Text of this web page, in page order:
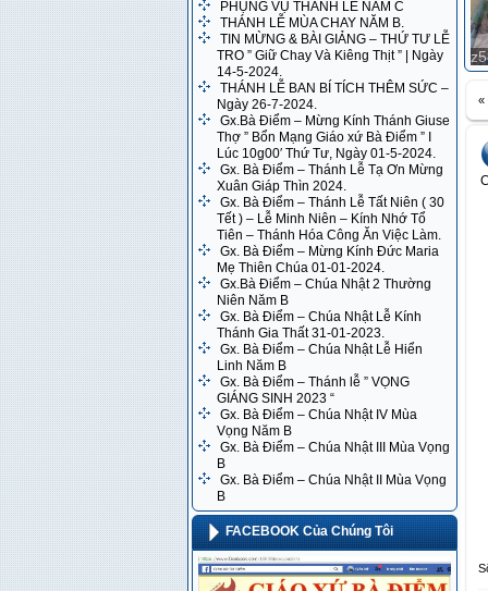
IMG_0051 xd1 (34)
xd1 (33)
xd1 (32)
xd1 (31)
xd1 (30)
xd1 (29)
xd1 (28)
xd1 (27)
xd1 (26)
xd1 (25)
xd1 (24)
xd1 (23)
xd1 (22)
xd1 (21)
xd1 (20)
xd1 (19)
xd1 (18)
xd1 (17)
xd1 (16)
xd1 (15)
xd1 (14)
xd1 (13)
xd1 (12)
xd1 (11)
xd1 (10)
xd1 (9)
xd1 (8)
xd1 (7)
xd1 (6)
xd1 (5)
xd1 (4)
xd1 (3)
xd1 (2)
xd1 (1)
PHỤNG VỤ THÁNH LỄ NĂM C
THÁNH LỄ MÙA CHAY NĂM B.
TIN MỪNG & BÀI GIẢNG – THỨ TƯ LỄ
TRO ” Giữ Chay Và Kiêng Thịt ” | Ngày
14-5-2024.
THÁNH LỄ BAN BÍ TÍCH THÊM SỨC –
Ngày 26-7-2024.
Gx.Bà Điểm – Mừng Kính Thánh Giuse
Thợ ” Bổn Mạng Giáo xứ Bà Điểm ” I
Lúc 10g00′ Thứ Tư, Ngày 01-5-2024.
Gx. Bà Điểm – Thánh Lễ Tạ Ơn Mừng
Xuân Giáp Thìn 2024.
Gx. Bà Điểm – Thánh Lễ Tất Niên ( 30
Tết ) – Lễ Minh Niên – Kính Nhớ Tổ
Tiên – Thánh Hóa Công Ăn Việc Làm.
Gx. Bà Điểm – Mừng Kính Đức Maria
Mẹ Thiên Chúa 01-01-2024.
Gx.Bà Điểm – Chúa Nhật 2 Thường
Niên Năm B
Gx. Bà Điểm – Chúa Nhật Lễ Kính
Thánh Gia Thất 31-01-2023.
Gx. Bà Điểm – Chúa Nhật Lễ Hiển
Linh Năm B
Gx. Bà Điểm – Thánh lễ ” VỌNG
GIÁNG SINH 2023 “
Gx. Bà Điểm – Chúa Nhật IV Mùa
Vọng Năm B
Gx. Bà Điểm – Chúa Nhật III Mùa Vọng
B
Gx. Bà Điểm – Chúa Nhật II Mùa Vọng
B
FACEBOOK Của Chúng Tôi
«